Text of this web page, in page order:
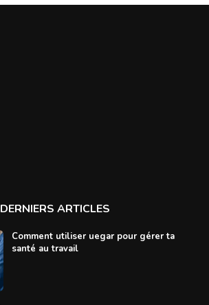
DERNIERS ARTICLES
Comment utiliser uegar pour gérer ta
santé au travail